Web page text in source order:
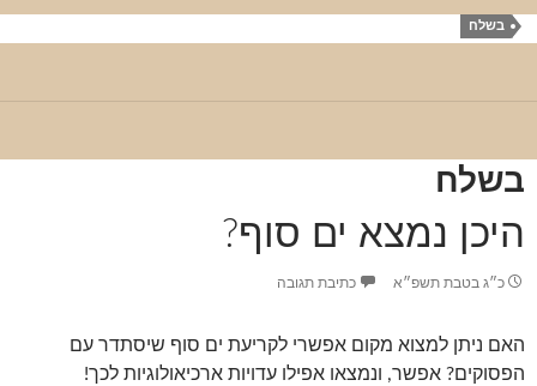
בשלח
בשלח
היכן נמצא ים סוף?
כ״ג בטבת תשפ״א כתיבת תגובה
האם ניתן למצוא מקום אפשרי לקריעת ים סוף שיסתדר עם
הפסוקים? אפשר, ונמצאו אפילו עדויות ארכיאולוגיות לכך!